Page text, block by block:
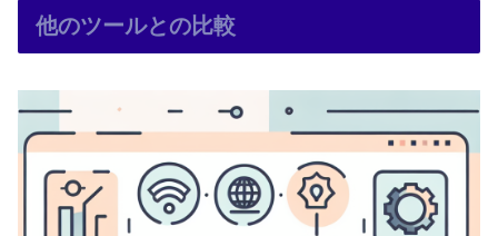
他のツールとの比較